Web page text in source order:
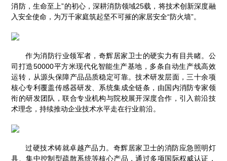
消防，生命至上”的初心，深耕消防领域25载，将技术创新深度融
入安全使命，为万千家庭筑起坚不可摧的家居安全“防火墙”。
作为消防行业领军者，奇辉居家卫士的硬实力有目共睹。公
司打造50000平方米现代化智能生产基地，多条自动生产线高效
运转，从源头保障产品品质稳定可靠。技术研发层面，三十余项
核心专利覆盖传感器研发、系统集成全链条，由国内消防专家领
衔的研发团队，联合专业机构与院校展开深度合作，引入前沿技
术理念，持续推动企业技术水平走在行业前沿。
过硬技术铸就卓越产品力。奇辉居家卫士的消防应急照明灯
具、集中控制型疏散系统等核心产品，通过多项国际权威认证，